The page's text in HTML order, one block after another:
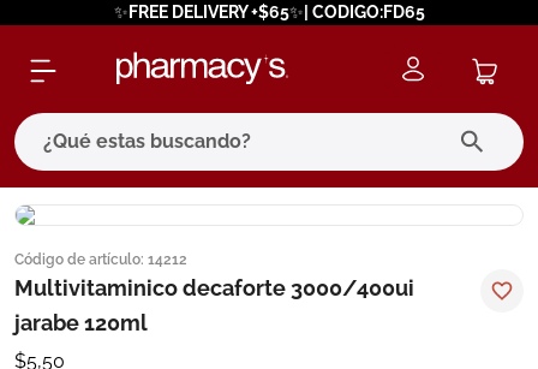
✨FREE DELIVERY +$65✨| CODIGO:FD65
¿Qué estas buscando?
Código de artículo: 14212
Multivitaminico decaforte 3000/400ui
jarabe 120ml
$5,50
términos más buscados
1. eucerin